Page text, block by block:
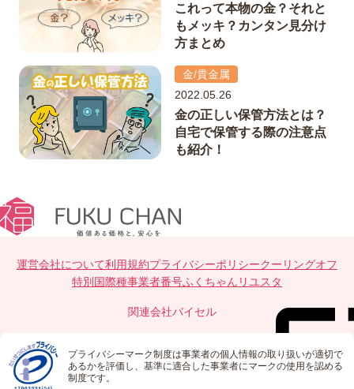
これって本物の金？それと
もメッキ？カンタン見分け
方まとめ
金/貴金属
2022.05.26
金の正しい保管方法とは？
自宅で保管する際の注意点
も紹介！
運営会社について利用規約プライバシーポリシークーリングオフ
特別国際種事業者番号ふくちゃんリユスタ
関連会社バイセル
プライバシーマーク制度は事業者の個人情報の取り扱いが適切で
あるかを評価し、基準に適合した事業者にマークの使用を認める
制度です。